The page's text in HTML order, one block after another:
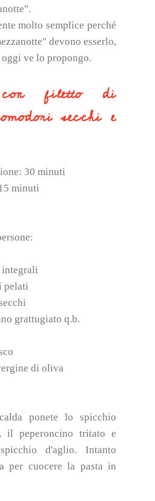
molto semplice perché
devono esserlo,
ve lo propongo.
con filetto di
secchi e
30 minuti
minuti
integrali
pelati
grattugiato q.b.
di oliva
ponete lo spicchio
il peperoncino tritato e
d'aglio. Intanto
per cuocere la pasta in